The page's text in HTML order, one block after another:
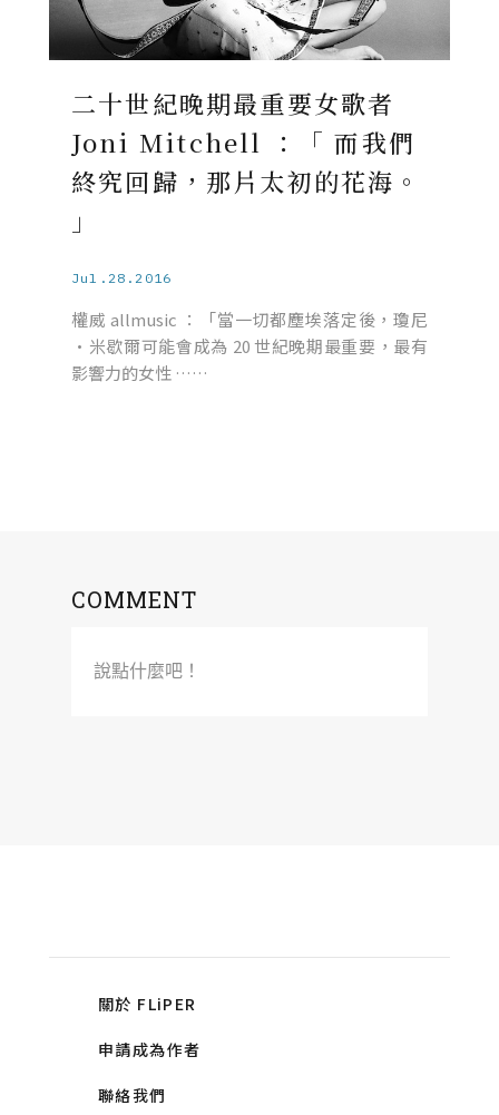
二十世紀晚期最重要女歌者
Joni Mitchell ：「 而我們
終究回歸，那片太初的花海。
」
Jul.28.2016
權威 allmusic ：「當一切都塵埃落定後，瓊尼
·米歇爾可能會成為 20 世紀晚期最重要，最有
影響力的女性 ……
COMMENT
說點什麼吧！
關於 FLiPER
申請成為作者
聯絡我們